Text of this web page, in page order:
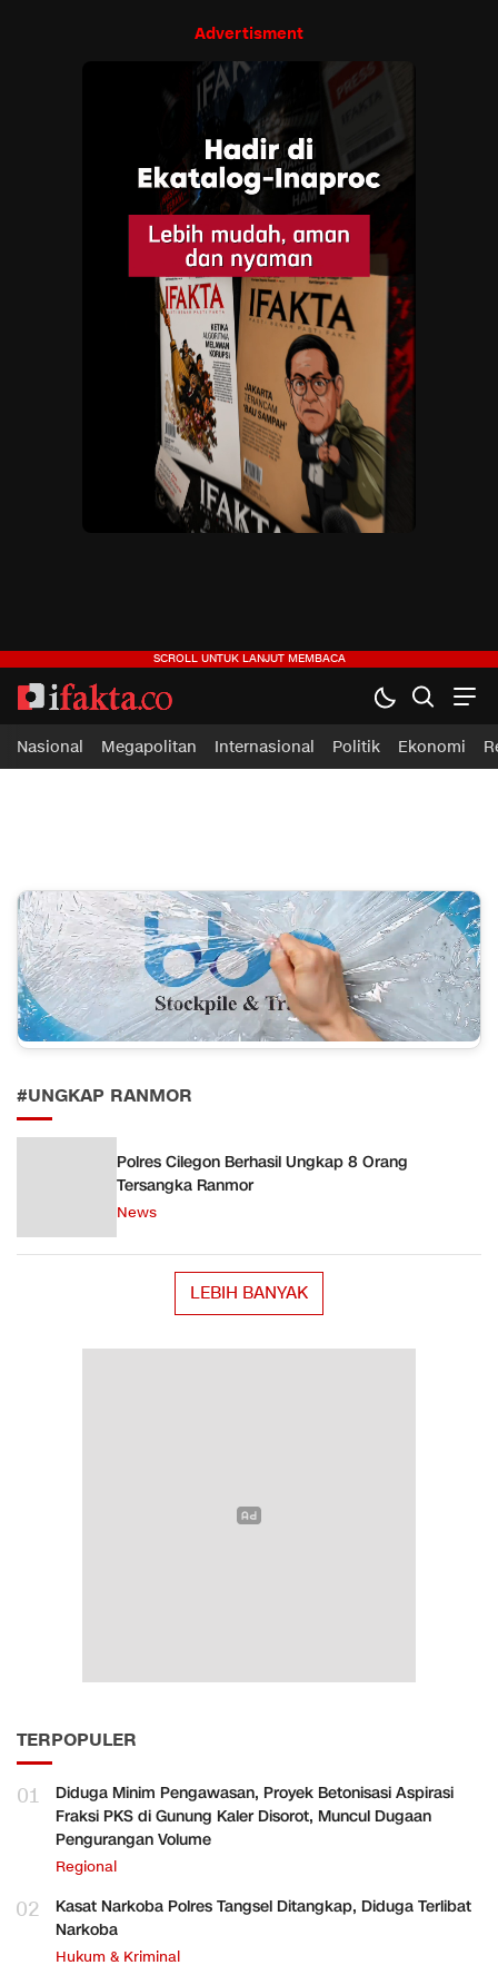
Advertisment
ifakta.co
#pastibenar
Nasional Megapolitan Internasional Politik Ekonomi
#UNGKAP RANMOR
Polres Cilegon Berhasil Ungkap 8 Orang
Tersangka Ranmor
News
LEBIH BANYAK
TERPOPULER
01
Diduga Minim Pengawasan, Proyek Betonisasi Aspirasi
Fraksi PKS di Gunung Kaler Disorot, Muncul Dugaan
Pengurangan Volume
Regional
02
Kasat Narkoba Polres Tangsel Ditangkap, Diduga Terlibat
Narkoba
Hukum & Kriminal